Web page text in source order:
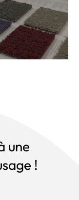
une
!